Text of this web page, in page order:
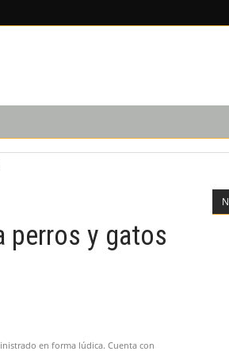
perros y gatos
en forma lúdica. Cuenta con